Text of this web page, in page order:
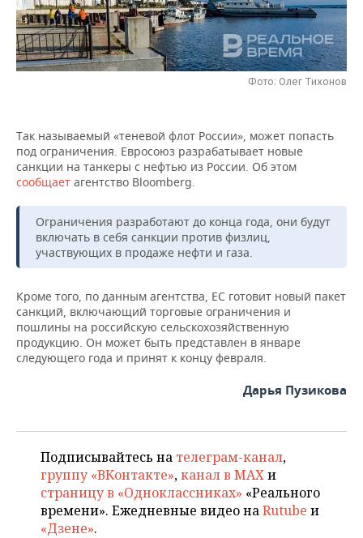
НЕФТЕХИМИЯ
НЕФТЬ
РОЗНИЧНАЯ ТОРГОВЛЯ
ТРАНСПОРТ
НОВОСТИ ТЕХНОЛОГИЙ
IT
ТЕЛЕКОММУНИКАЦИИ
МЕРОПРИЯТИЯ
НОВОСТИ МЕРОПРИЯТИЙ
БИЗНЕС-БРАНЧИ
ONLINE-КОНФЕРЕНЦИИ
ОТКРЫТАЯ ЛЕКЦИЯ
СПОРТ
ФУТБОЛ
ХОККЕЙ
БАСКЕТБОЛ
ВОЛЕЙБОЛ
КИБЕРСПОРТ
ФИГУРНОЕ КАТАНИЕ
ВОДНЫЕ ВИДЫ СПОРТА
НОВОСТИ ОБЩЕСТВА
ВЛАСТЬ
ИНФРАСТРУКТУРА
ИСТОРИЯ
КУЛЬТУРА
МЕДИЦИНА
ОБРАЗОВАНИЕ
ФОТОГАЛЕРЕЯ
СЮЖЕТЫ
СПРАВОЧНИК
СПИСОК ПЕРСОН
СПИСОК КОМПАНИЙ
ПОЛНАЯ ВЕРСИЯ
Фото: Олег Тихонов
Так называемый «теневой флот России», может попасть
под ограничения. Евросоюз разрабатывает новые
санкции на танкеры с нефтью из России. Об этом
сообщает агентство Bloomberg.
Ограничения разработают до конца года, они будут
включать в себя санкции против физлиц,
участвующих в продаже нефти и газа.
Кроме того, по данным агентства, ЕС готовит новый пакет
санкций, включающий торговые ограничения и
пошлины на российскую сельскохозяйственную
продукцию. Он может быть представлен в январе
следующего года и принят к концу февраля.
Дарья Пузикова
Подписывайтесь на телеграм-канал,
группу «ВКонтакте»,канал в MAXи
страницу в «Одноклассниках» «Реального
времени». Ежедневные видео наRutube и
«Дзене».